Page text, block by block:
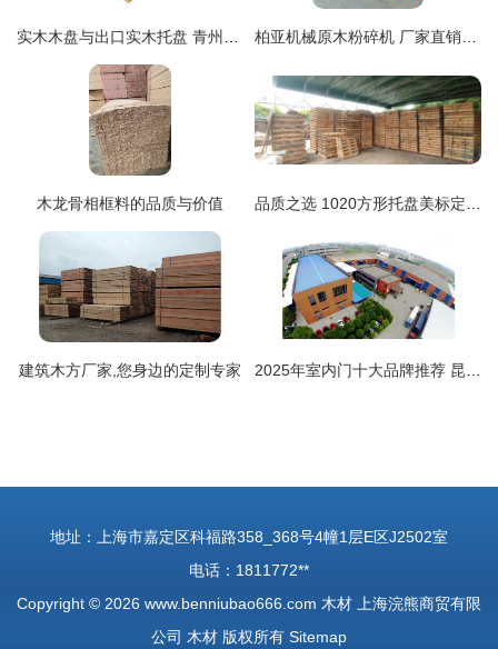
木龙骨相框料的品质与价值
建筑木方厂家,您身边的定制专家
地址：上海市嘉定区科福路358_368号4幢1层E区J2502室
电话：1811772**
Copyright © 2026 www.benniubao666.com 木材
上海浣熊商贸有限
公司 木材 版权所有 Sitemap